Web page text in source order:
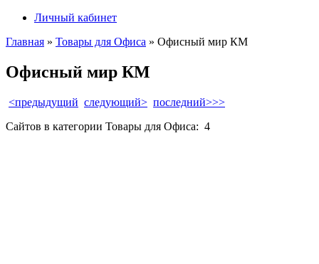
Личный кабинет
Главная » Товары для Офиса » Офисный мир КМ
Офисный мир КМ
<предыдущий следующий> последний>>>
Сайтов в категории Товары для Офиса: 4